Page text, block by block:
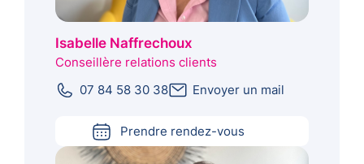
Isabelle Naffrechoux
Conseillère relations clients
07 84 58 30 38
Envoyer un mail
Prendre rendez-vous